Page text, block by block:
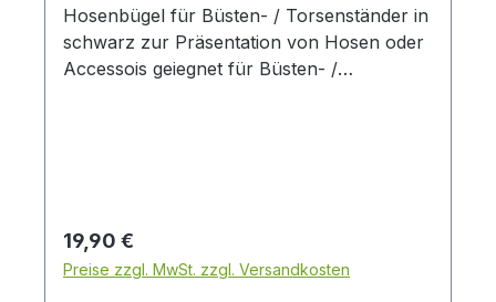
Hosenbügel für Büsten- / Torsenständer in
schwarz zur Präsentation von Hosen oder
Accessois geiegnet für Büsten- /
Regulärer Preis:
19,90 €
Preise zzgl. MwSt. zzgl. Versandkosten